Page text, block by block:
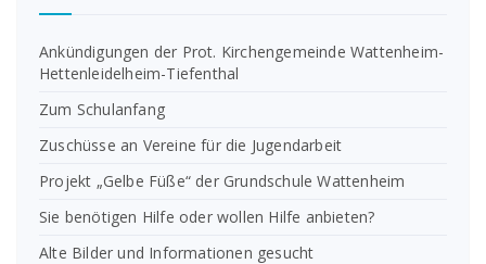
Ankündigungen der Prot. Kirchengemeinde Wattenheim-
Hettenleidelheim-Tiefenthal
Zum Schulanfang
Zuschüsse an Vereine für die Jugendarbeit
Projekt „Gelbe Füße“ der Grundschule Wattenheim
Sie benötigen Hilfe oder wollen Hilfe anbieten?
Alte Bilder und Informationen gesucht